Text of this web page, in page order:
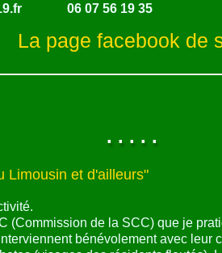
06 07 56 19 35
La page facebook de
. . . . .
Limousin et d'ailleurs"
(Commission de la SCC) que je
bénévolement avec leur